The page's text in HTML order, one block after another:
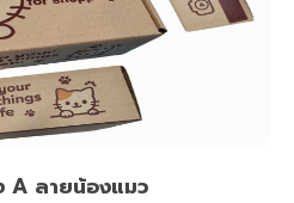
A ลายน้องแมว